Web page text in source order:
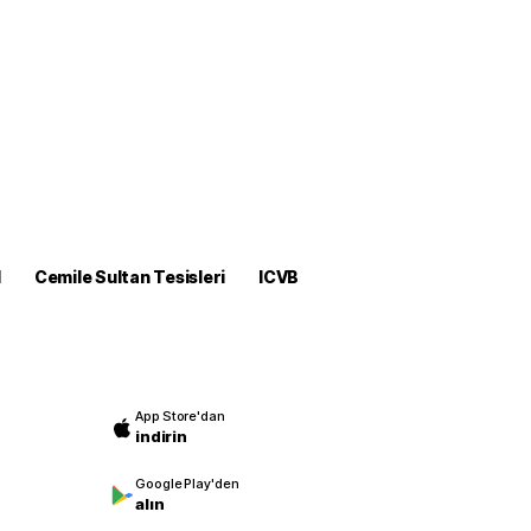
Cemile Sultan Tesisleri
ICVB
App Store'dan
indirin
Google Play'den
alın